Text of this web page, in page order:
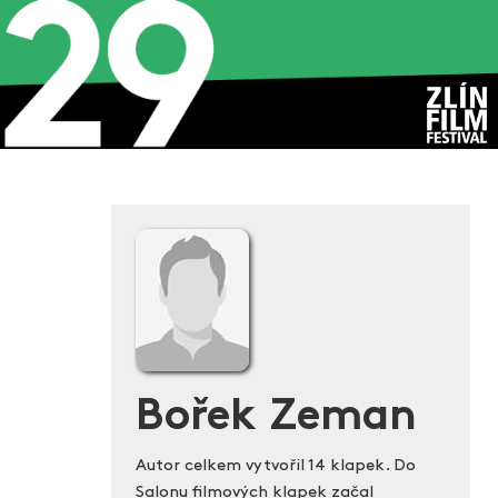
Bořek Zeman
Autor celkem vytvořil 14 klapek. Do
Salonu filmových klapek začal